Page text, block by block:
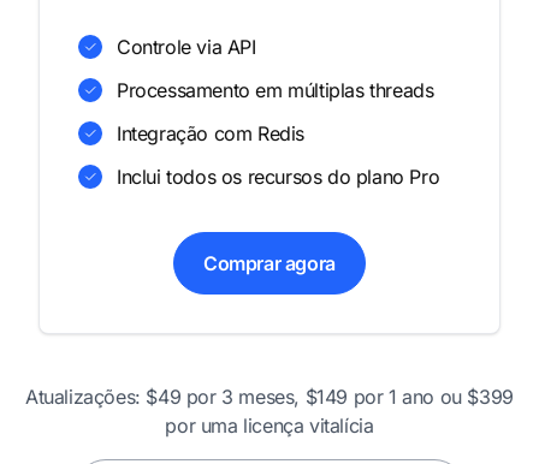
Controle via API
Processamento em múltiplas threads
Integração com Redis
Inclui todos os recursos do plano Pro
Comprar agora
Atualizações: $49 por 3 meses, $149 por 1 ano ou $399
por uma licença vitalícia